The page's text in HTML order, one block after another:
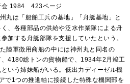
会 1984 423ページ
丸は「船舶工兵の基地」「舟艇基地」と
、各種部品の供給や泛水作業隊による舟
加する舟艇部隊を支援していたという。
陸軍徴用商船の中には神州丸と同名の
、4180総トンの貨物船で、1934年2月竣工
いう姉妹船がいる。低出力ディーゼル機
で1つの推進軸に接続した特殊な機関部を